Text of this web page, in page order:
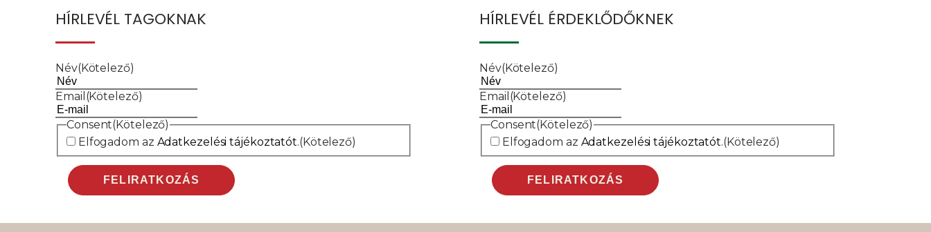
HÍRLEVÉL TAGOKNAK
Név(Kötelező)
Email (Kötelező)
Consent(Kötelező)
Elfogadom az Adatkezelési tájékoztatót.(Kötelező)
HÍRLEVÉL ÉRDEKLŐDŐKNEK
Név(Kötelező)
Email (Kötelező)
Consent(Kötelező)
Elfogadom az Adatkezelési tájékoztatót.(Kötelező)